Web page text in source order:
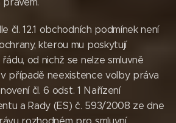
čl. 12.1 obchodních podmínek není
kterou mu poskytují
od nichž se nelze smluvně
případě neexistence volby práva
čl. 6 odst. 1 Nařízení
a Rady (ES) č. 593/2008 ze dne